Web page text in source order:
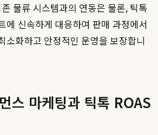
물류 시스템과의 연동은 물론, 틱톡
에 신속하게 대응하여 판매 과정에서
소화하고 안정적인 운영을 보장합니
스 마케팅과 틱톡 ROAS